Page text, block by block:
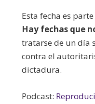
Esta fecha es
Hay fechas que
tratarse de un día
contra el
dictadura.
Podcast: